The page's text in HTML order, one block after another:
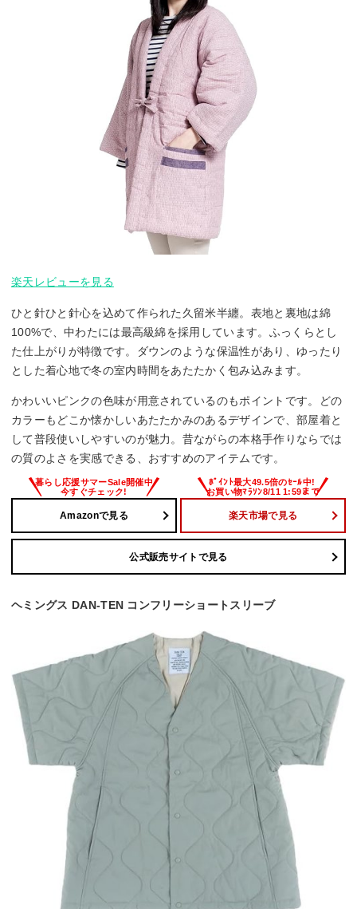
楽天レビューを見る
ひと針ひと針心を込めて作られた久留米半纏。表地と裏地は綿
100%で、中わたには最高級綿を採用しています。ふっくらとし
た仕上がりが特徴です。ダウンのような保温性があり、ゆったり
とした着心地で冬の室内時間をあたたかく包み込みます。
かわいいピンクの色味が用意されているのもポイントです。どの
カラーもどこか懐かしいあたたかみのあるデザインで、部屋着と
して普段使いしやすいのが魅力。昔ながらの本格手作りならでは
の質のよさを実感できる、おすすめのアイテムです。
Amazonで見る 楽天市場で見る
公式販売サイトで見る
ヘミングス DAN-TEN コンフリーショートスリーブ